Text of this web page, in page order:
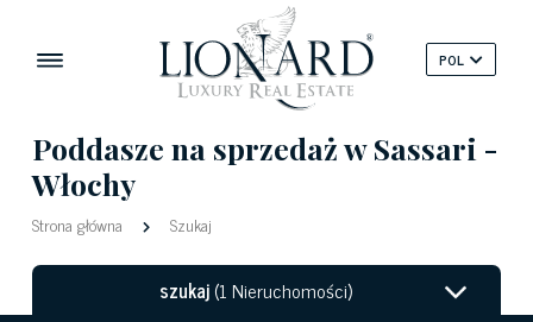
POL
Poddasze na sprzedaż w Sassari -
Włochy
Strona główna Szukaj
szukaj(1 Nieruchomości)